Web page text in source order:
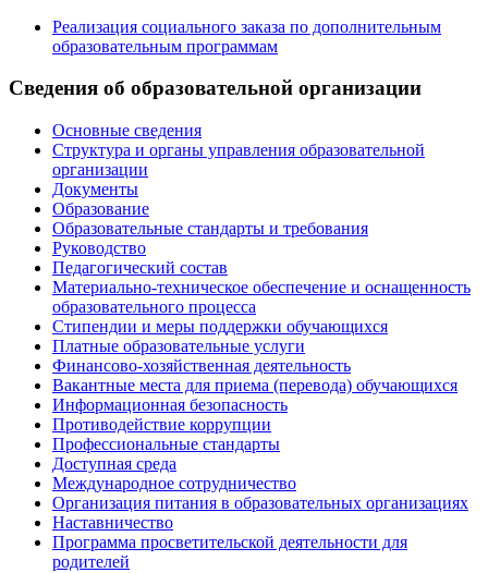
Реализация социального заказа по дополнительным
образовательным программам
Сведения об образовательной организации
Основные сведения
Структура и органы управления образовательной
организации
Документы
Образование
Образовательные стандарты и требования
Руководство
Педагогический состав
Материально-техническое обеспечение и оснащенность
образовательного процесса
Стипендии и меры поддержки обучающихся
Платные образовательные услуги
Финансово-хозяйственная деятельность
Вакантные места для приема (перевода) обучающихся
Информационная безопасность
Противодействие коррупции
Профессиональные стандарты
Доступная среда
Международное сотрудничество
Организация питания в образовательных организациях
Наставничество
Программа просветительской деятельности для
родителей